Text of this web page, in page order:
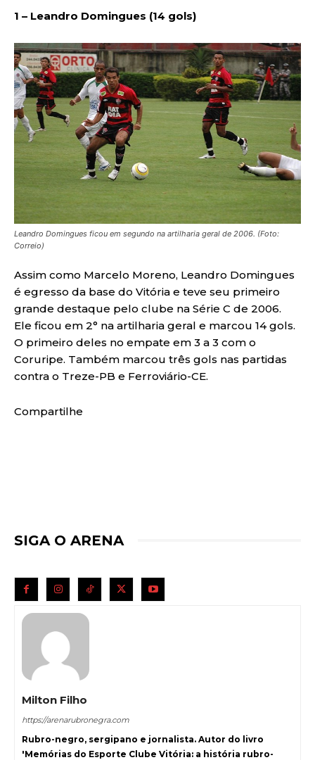
1 – Leandro Domingues (14 gols)
Leandro Domingues ficou em segundo na artilharia geral de 2006. (Foto:
Correio)
Assim como Marcelo Moreno, Leandro Domingues
é egresso da base do Vitória e teve seu primeiro
grande destaque pelo clube na Série C de 2006.
Ele ficou em 2° na artilharia geral e marcou 14 gols.
O primeiro deles no empate em 3 a 3 com o
Coruripe. Também marcou três gols nas partidas
contra o Treze-PB e Ferroviário-CE.
Compartilhe
SIGA O ARENA
Milton Filho
https://arenarubronegra.com
Rubro-negro, sergipano e jornalista. Autor do livro
'Memórias do Esporte Clube Vitória: a história rubro-